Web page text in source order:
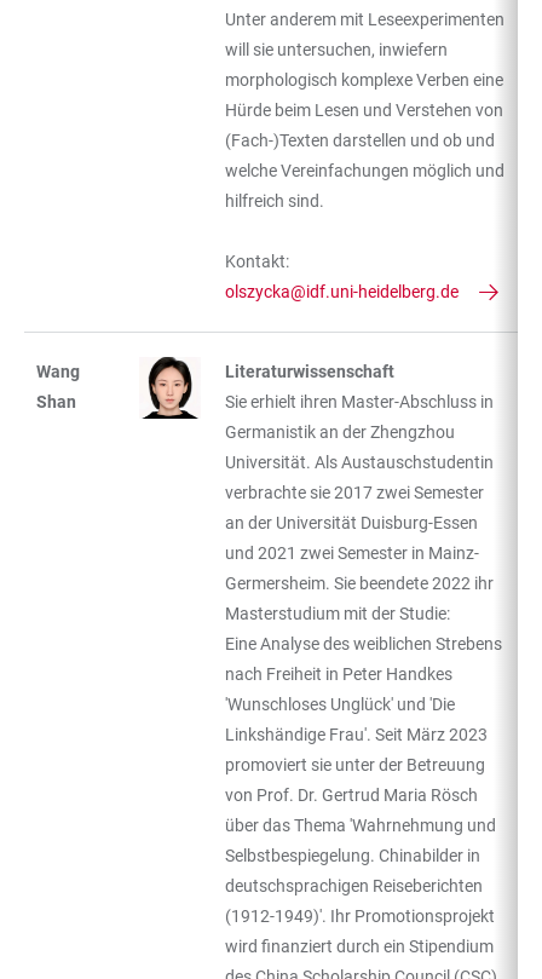
Unter anderem mit Leseexperimenten
will sie untersuchen, inwiefern
morphologisch komplexe Verben eine
Hürde beim Lesen und Verstehen von
(Fach-)Texten darstellen und ob und
welche Vereinfachungen möglich und
hilfreich sind.
Kontakt:
olszycka@idf.uni-heidelberg.de
Wang
Shan
Literaturwissenschaft
Sie erhielt ihren Master-Abschluss in
Germanistik an der Zhengzhou
Universität. Als Austauschstudentin
verbrachte sie 2017 zwei Semester
an der Universität Duisburg-Essen
und 2021 zwei Semester in Mainz-
Germersheim. Sie beendete 2022 ihr
Masterstudium mit der Studie:
Eine Analyse des weiblichen Strebens
nach Freiheit in Peter Handkes
'Wunschloses Unglück' und 'Die
Linkshändige Frau'. Seit März 2023
promoviert sie unter der Betreuung
von Prof. Dr. Gertrud Maria Rösch
über das Thema 'Wahrnehmung und
Selbstbespiegelung. Chinabilder in
deutschsprachigen Reiseberichten
(1912-1949)'. Ihr Promotionsprojekt
wird finanziert durch ein Stipendium